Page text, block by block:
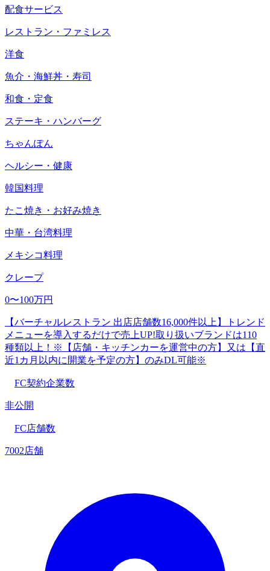
配食サービス
レストラン・ファミレス
洋食
魚介・海鮮丼・寿司
和食・定食
ステーキ・ハンバーグ
ちゃんぽん
ヘルシー・健康
韓国料理
たこ焼き・お好み焼き
中華・台湾料理
メキシコ料理
クレープ
0〜100万円
【バーチャルレストラン 出店店舗数16,000件以上】トレンド
メニューを導入するだけで売上UP!取り扱いブランドは110
種類以上！※【店舗・キッチンカーを運営中の方】又は【直
近1カ月以内に開業を予定の方】のみDL可能※
FC契約企業数
非公開
FC店舗数
7002店舗